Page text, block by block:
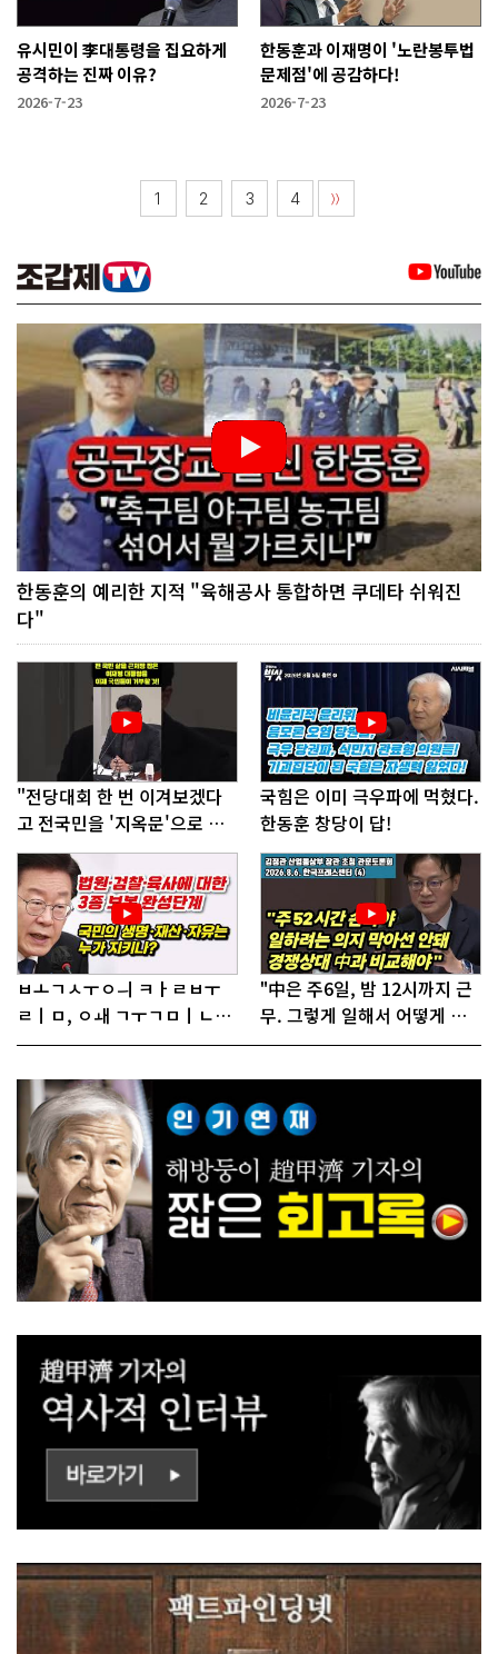
유시민이 李대통령을 집요하게
공격하는 진짜 이유?
2026-7-23
한동훈과 이재명이 '노란봉투법
문제점'에 공감하다!
2026-7-23
1 2 3 4 〉〉
한동훈의 예리한 지적 "육해공사 통합하면 쿠데타 쉬워진
다"
"전당대회 한 번 이겨보겠다
고 전국민을 '지옥문'으로 밀
어!"
국힘은 이미 극우파에 먹혔다.
한동훈 창당이 답!
ㅂㅗㄱㅅㅜㅇㅢ ㅋㅏㄹㅂㅜ
ㄹㅣㅁ, ㅇㅙ ㄱㅜㄱㅁㅣㄴㄷ
ㅡㄹㅇㅣ ㄷㅏㅇㅎㅐㅇㅑ ㅎ
"中은 주6일, 밤 12시까지 근
무. 그렇게 일해서 어떻게 경
쟁하냐 반문하더라"